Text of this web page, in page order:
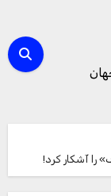
را آشکار کرد!